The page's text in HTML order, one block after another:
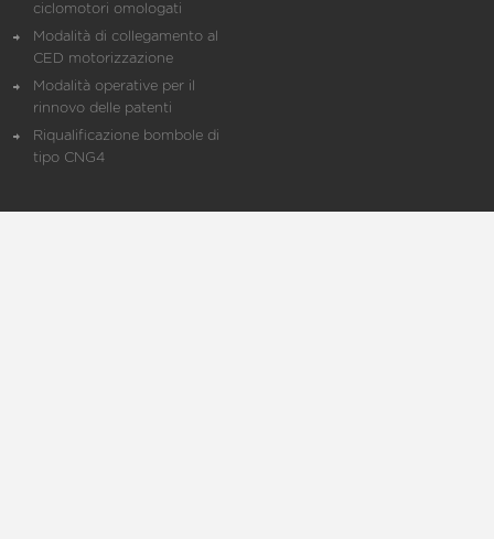
ciclomotori omologati
Modalità di collegamento al
CED motorizzazione
Modalità operative per il
rinnovo delle patenti
Riqualificazione bombole di
tipo CNG4